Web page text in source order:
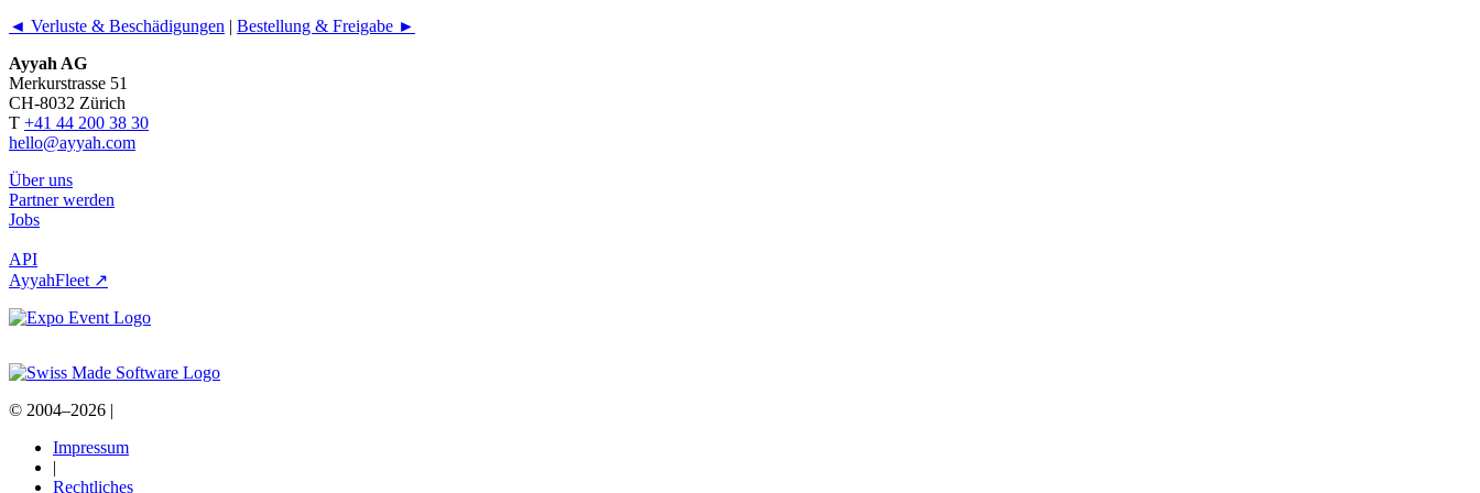
◄ Verluste & Beschädigungen | Bestellung & Freigabe ►
Ayyah AG
Merkurstrasse 51
CH-8032 Zürich
T +41 44 200 38 30
hello@ayyah.com
Über uns
Partner werden
Jobs
API
AyyahFleet ↗
© 2004–2026 |
Impressum
|
Rechtliches